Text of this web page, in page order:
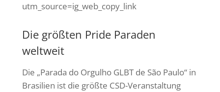
utm_source=ig_web_copy_link
Die größten Pride Paraden
weltweit
Die „Parada do Orgulho GLBT de São Paulo“ in
Brasilien ist die größte CSD-Veranstaltung